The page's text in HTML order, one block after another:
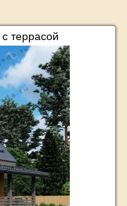
террасой